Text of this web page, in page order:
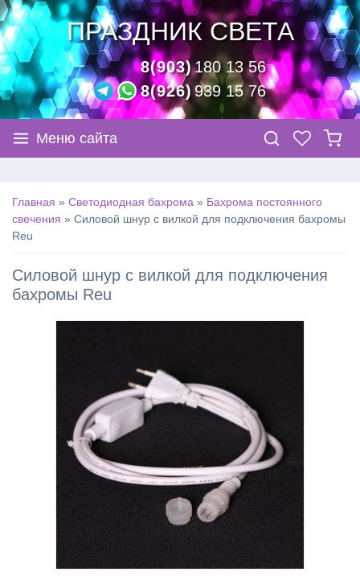
ПРАЗДНИК СВЕТА
8(903)180 13 56
8(926)939 15 76
Меню сайта
Главная » Светодиодная бахрома » Бахрома постоянного
свечения » Силовой шнур с вилкой для подключения бахромы
Reu
Силовой шнур с вилкой для подключения
бахромы Reu